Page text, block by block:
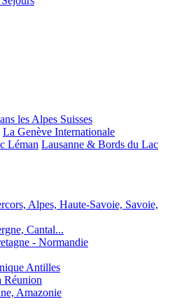
les Alpes Suisses
La Genève Internationale
Léman Lausanne & Bords du Lac
Alpes, Haute-Savoie, Savoie,
Cantal...
- Normandie
Antilles
Réunion
Amazonie